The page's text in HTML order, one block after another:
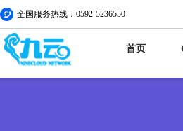
全国服务热线：0592-5236550
首页